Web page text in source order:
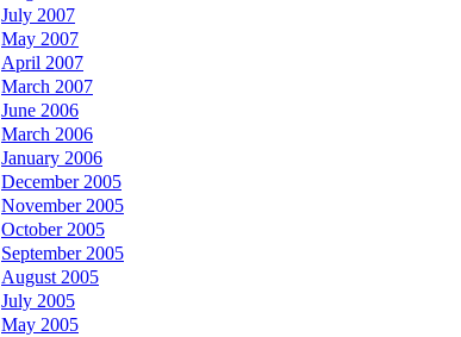
July 2007
May 2007
April 2007
March 2007
June 2006
March 2006
January 2006
December 2005
November 2005
October 2005
September 2005
August 2005
July 2005
May 2005